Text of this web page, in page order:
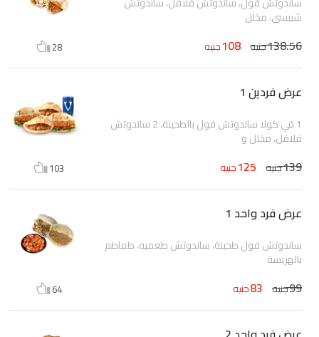
شيبسى، مخلل
138.56جنيه 108جنيه 28
عرض فردين 1
1 في كولا ساندوتش فول بالطحينة، 2 ساندوتش
فلافل، مخلل و
139جنيه 125جنيه 103
عرض فرد واحد 1
ساندوتش فول طحينة، ساندوتش طعميه، طماطم
بالهريسة
99جنيه 83جنيه 64